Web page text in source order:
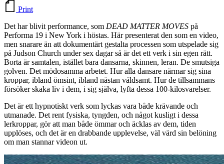
Print
Det har blivit performance, som DEAD MATTER MOVES på
Performa 19 i New York i höstas. Här presenterat den som en video,
men snarare än att dokumentärt gestalta processen som utspelade sig
på Judson Church under sex dagar så är det ett verk i sin egen rätt.
Borta är samtalen, istället bara dansarna, skinnen, leran. De smutsiga
golven. Det mödosamma arbetet. Hur alla dansare närmar sig sina
kroppar, ibland ömsint, ibland nästan våldsamt. Hur de tillsammans
försöker skaka liv i dem, i sig själva, lyfta dessa 100-kilosvarelser.
Det är ett hypnotiskt verk som lyckas vara både krävande och
utmanade. Det rent fysiska, tyngden, och något kusligt i dessa
lerkroppar, gör att man både ömmar och äcklas av dem, tiden
upplöses, och det är en drabbande upplevelse, väl värd sin belöning
om man stannar videon ut.